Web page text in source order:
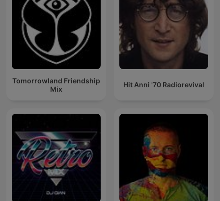
Tomorrowland Friendship
Mix
Hit Anni '70 Radiorevival